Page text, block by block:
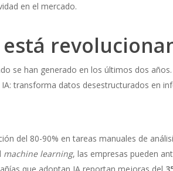
en el mercado.
está
se han generado en los últimos dos
transforma datos desestructurados en
del 80-90% en tareas manuales de
machine learning, las empresas pueden